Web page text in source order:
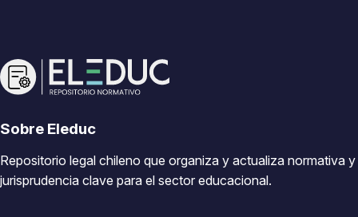
Sobre Eleduc
Repositorio legal chileno que organiza y actualiza normativa y
jurisprudencia clave para el sector educacional.